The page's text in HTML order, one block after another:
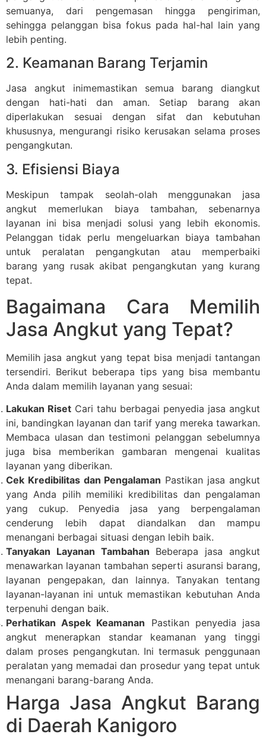
semuanya, dari pengemasan hingga pengiriman,
sehingga pelanggan bisa fokus pada hal-hal lain yang
lebih penting.
2. Keamanan Barang Terjamin
Jasa angkut inimemastikan semua barang diangkut
dengan hati-hati dan aman. Setiap barang akan
diperlakukan sesuai dengan sifat dan kebutuhan
khususnya, mengurangi risiko kerusakan selama proses
pengangkutan.
3. Efisiensi Biaya
Meskipun tampak seolah-olah menggunakan jasa
angkut memerlukan biaya tambahan, sebenarnya
layanan ini bisa menjadi solusi yang lebih ekonomis.
Pelanggan tidak perlu mengeluarkan biaya tambahan
untuk peralatan pengangkutan atau memperbaiki
barang yang rusak akibat pengangkutan yang kurang
tepat.
Bagaimana Cara Memilih
Jasa Angkut yang Tepat?
Memilih jasa angkut yang tepat bisa menjadi tantangan
tersendiri. Berikut beberapa tips yang bisa membantu
Anda dalam memilih layanan yang sesuai:
Lakukan Riset Cari tahu berbagai penyedia jasa angkut
ini, bandingkan layanan dan tarif yang mereka tawarkan.
Membaca ulasan dan testimoni pelanggan sebelumnya
juga bisa memberikan gambaran mengenai kualitas
layanan yang diberikan.
Cek Kredibilitas dan Pengalaman Pastikan jasa angkut
yang Anda pilih memiliki kredibilitas dan pengalaman
yang cukup. Penyedia jasa yang berpengalaman
cenderung lebih dapat diandalkan dan mampu
menangani berbagai situasi dengan lebih baik.
Tanyakan Layanan Tambahan Beberapa jasa angkut
menawarkan layanan tambahan seperti asuransi barang,
layanan pengepakan, dan lainnya. Tanyakan tentang
layanan-layanan ini untuk memastikan kebutuhan Anda
terpenuhi dengan baik.
Perhatikan Aspek Keamanan Pastikan penyedia jasa
angkut menerapkan standar keamanan yang tinggi
dalam proses pengangkutan. Ini termasuk penggunaan
peralatan yang memadai dan prosedur yang tepat untuk
menangani barang-barang Anda.
Harga Jasa Angkut Barang
di Daerah Kanigoro